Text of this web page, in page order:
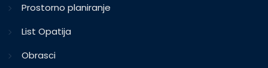
Prostorno planiranje
List Opatija
Obrasci